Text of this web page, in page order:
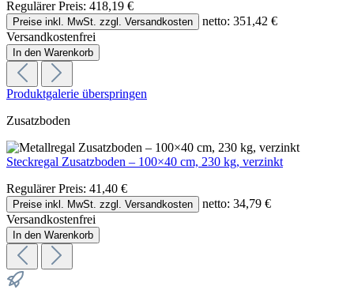
Regulärer Preis: 418,19 €
Preise inkl. MwSt. zzgl. Versandkosten
netto: 351,42 €
Versandkostenfrei
In den Warenkorb
Produktgalerie überspringen
Zusatzboden
Steckregal Zusatzboden – 100×40 cm, 230 kg, verzinkt
Regulärer Preis: 41,40 €
Preise inkl. MwSt. zzgl. Versandkosten
netto: 34,79 €
Versandkostenfrei
In den Warenkorb